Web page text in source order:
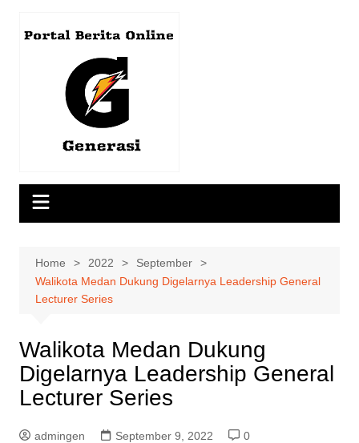
Home 2022
September
Walikota Medan Dukung Digelarnya Leadership General
Lecturer Series
Walikota Medan Dukung
Digelarnya Leadership General
Lecturer Series
admingen September 9, 2022
0